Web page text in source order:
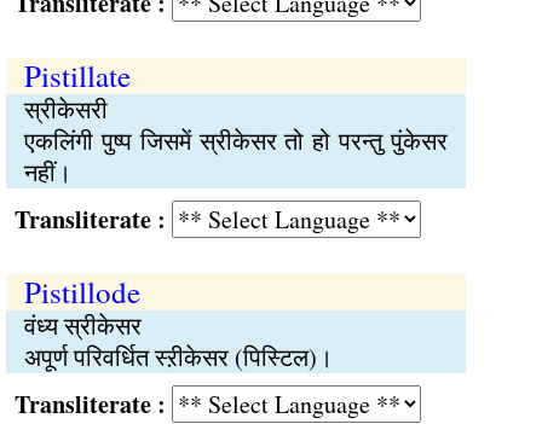
Pistillate
स्रीकेसरी
एकलिंगी पुष्प जिसमें स्रीकेसर तो हो परन्तु पुंकेसर
नहीं।
:
Pistillode
वंध्य स्रीकेसर
अपूर्ण परिवर्धित स्ऱीकेसर (पिस्टिल)।
: